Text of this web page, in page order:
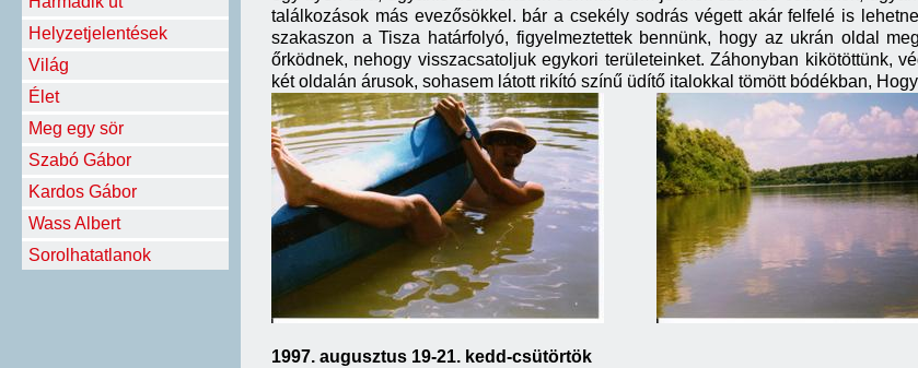
Helyzetjelentések
Világ
Élet
Meg egy sör
Szabó Gábor
Kardos Gábor
Wass Albert
Sorolhatatlanok
találkozások más evezősökkel. bár a csekély sodrás végett akár felfelé is
szakaszon a Tisza határfolyó, figyelmeztettek bennünk, hogy az ukrán oldal
őrködnek, nehogy visszacsatoljuk egykori területeinket. Záhonyban kikötöttünk,
két oldalán árusok, sohasem látott rikító színű üdítő italokkal tömött bódékban,
1997. augusztus 19-21. kedd-csütörtök